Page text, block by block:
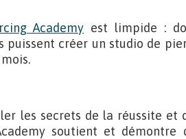
Academy est limpide :
puissent créer un studio de
les secrets de la réussite et
soutient et